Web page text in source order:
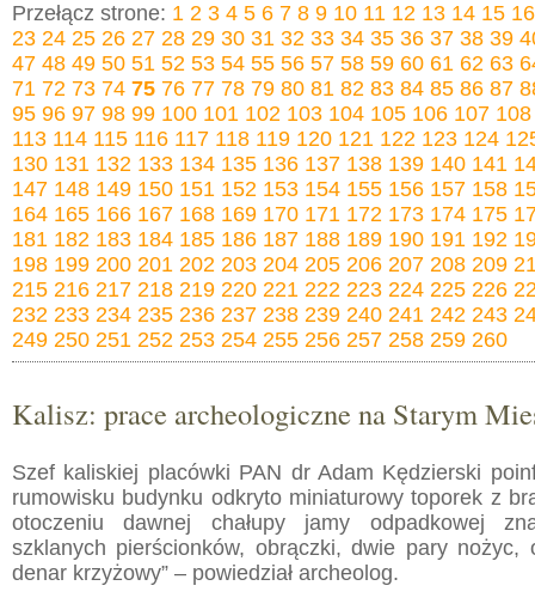
Przełącz strone: 1 2 3 4 5 6 7 8 9 10 11 12 13 14 15 16
23 24 25 26 27 28 29 30 31 32 33 34 35 36 37 38 39
47 48 49 50 51 52 53 54 55 56 57 58 59 60 61 62 63
71 72 73 74 75 76 77 78 79 80 81 82 83 84 85 86 87
95 96 97 98 99 100 101 102 103 104 105 106 107 108
113 114 115 116 117 118 119 120 121 122 123 124
130 131 132 133 134 135 136 137 138 139 140 141
147 148 149 150 151 152 153 154 155 156 157 158
164 165 166 167 168 169 170 171 172 173 174 175
181 182 183 184 185 186 187 188 189 190 191 192
198 199 200 201 202 203 204 205 206 207 208 209
215 216 217 218 219 220 221 222 223 224 225 226
232 233 234 235 236 237 238 239 240 241 242 243
249 250 251 252 253 254 255 256 257 258 259 260
Kalisz: prace archeologiczne na Starym
Szef kaliskiej placówki PAN dr Adam Kędzierski
rumowisku budynku odkryto miniaturowy toporek z
otoczeniu dawnej chałupy jamy odpadkowej
szklanych pierścionków, obrączki, dwie pary nożyc,
denar krzyżowy” – powiedział archeolog.